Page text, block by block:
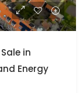
in
Energy